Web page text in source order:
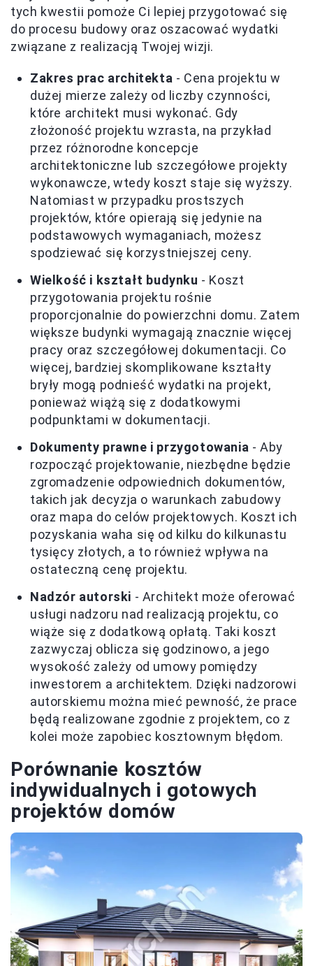
tych kwestii pomoże Ci lepiej przygotować się
do procesu budowy oraz oszacować wydatki
związane z realizacją Twojej wizji.
Zakres prac architekta - Cena projektu w
dużej mierze zależy od liczby czynności,
które architekt musi wykonać. Gdy
złożoność projektu wzrasta, na przykład
przez różnorodne koncepcje
architektoniczne lub szczegółowe projekty
wykonawcze, wtedy koszt staje się wyższy.
Natomiast w przypadku prostszych
projektów, które opierają się jedynie na
podstawowych wymaganiach, możesz
spodziewać się korzystniejszej ceny.
Wielkość i kształt budynku - Koszt
przygotowania projektu rośnie
proporcjonalnie do powierzchni domu. Zatem
większe budynki wymagają znacznie więcej
pracy oraz szczegółowej dokumentacji. Co
więcej, bardziej skomplikowane kształty
bryły mogą podnieść wydatki na projekt,
ponieważ wiążą się z dodatkowymi
podpunktami w dokumentacji.
Dokumenty prawne i przygotowania - Aby
rozpocząć projektowanie, niezbędne będzie
zgromadzenie odpowiednich dokumentów,
takich jak decyzja o warunkach zabudowy
oraz mapa do celów projektowych. Koszt ich
pozyskania waha się od kilku do kilkunastu
tysięcy złotych, a to również wpływa na
ostateczną cenę projektu.
Nadzór autorski - Architekt może oferować
usługi nadzoru nad realizacją projektu, co
wiąże się z dodatkową opłatą. Taki koszt
zazwyczaj oblicza się godzinowo, a jego
wysokość zależy od umowy pomiędzy
inwestorem a architektem. Dzięki nadzorowi
autorskiemu można mieć pewność, że prace
będą realizowane zgodnie z projektem, co z
kolei może zapobiec kosztownym błędom.
Porównanie kosztów
indywidualnych i gotowych
projektów domów